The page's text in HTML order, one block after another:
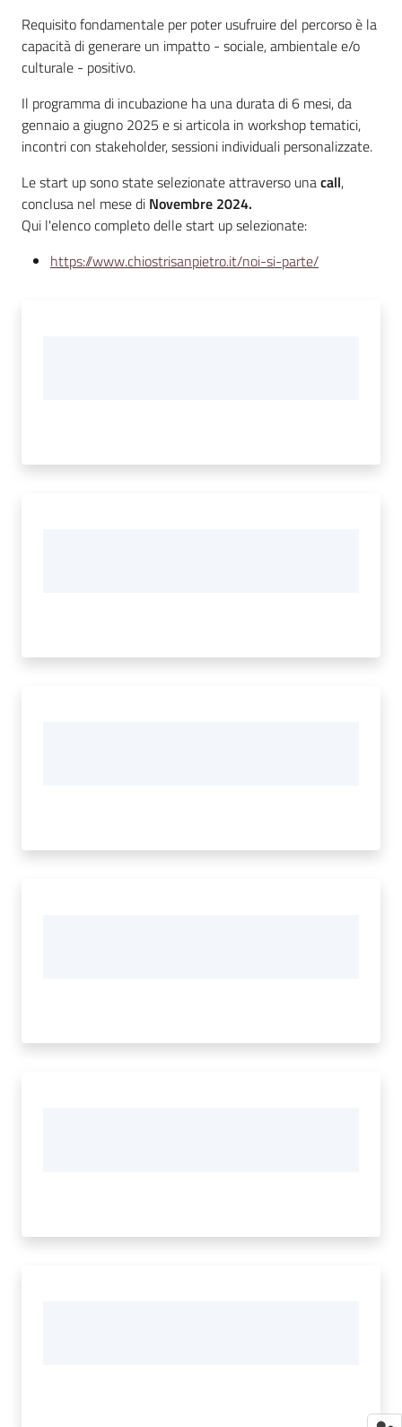
su
Requisito fondamentale per poter usufruire del percorso è la
capacità di generare un impatto - sociale, ambientale e/o
culturale - positivo.
Il programma di incubazione ha una durata di 6 mesi, da
gennaio a giugno 2025 e si articola in workshop tematici,
incontri con stakeholder, sessioni individuali personalizzate.
Le start up sono state selezionate attraverso unacall,
conclusa nel mese di Novembre 2024.
Qui l'elenco completo delle start up selezionate:
https://www.chiostrisanpietro.it/noi-si-parte/